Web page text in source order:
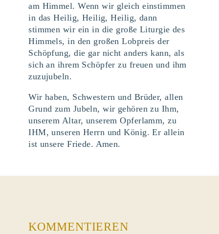
am Himmel. Wenn wir gleich einstimmen
in das Heilig, Heilig, Heilig, dann
stimmen wir ein in die große Liturgie des
Himmels, in den großen Lobpreis der
Schöpfung, die gar nicht anders kann, als
sich an ihrem Schöpfer zu freuen und ihm
zuzujubeln.
Wir haben, Schwestern und Brüder, allen
Grund zum Jubeln, wir gehören zu Ihm,
unserem Altar, unserem Opferlamm, zu
IHM, unseren Herrn und König. Er allein
ist unsere Friede. Amen.
KOMMENTIEREN